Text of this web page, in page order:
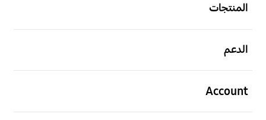
المنتجات
الدعم
Account